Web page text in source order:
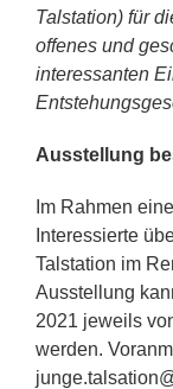
Talstation) für
offenes und
interessanten
Ausstellung
Im Rahmen
Interessierte
Talstation im
Ausstellung
2021 jeweils
werden.